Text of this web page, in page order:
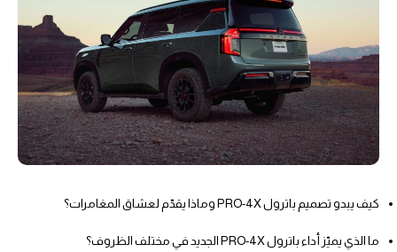
كيف يبدو تصميم باترول PRO-4X وماذا يقدّم لعشاق المغامرات؟
ما الذي يميّز أداء باترول PRO-4X الجديد في مختلف الظروف؟